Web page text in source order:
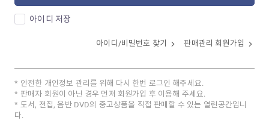
아이디 저장
아이디/비밀번호 찾기 판매관리 회원가입
안전한 개인정보 관리를 위해 다시 한번 로그인 해주세요.
판매자 회원이 아닌 경우 먼저 회원가입 후 이용해 주세요.
도서, 전집, 음반 DVD의 중고상품을 직접 판매할 수 있는 열린공간입니
다.